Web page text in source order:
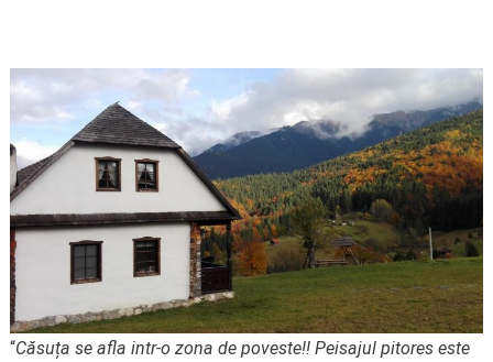
“Căsuța se afla intr-o zona de poveste!! Peisajul pitores este